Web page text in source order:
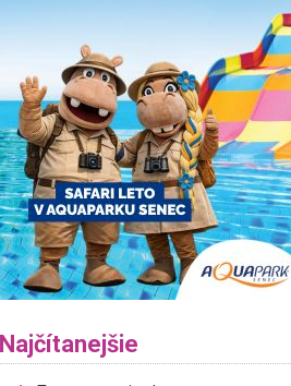
Najčítanejšie